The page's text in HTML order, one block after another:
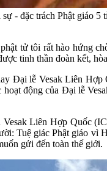
- đặc trách Phật giáo
tử tôi rất hào hứng
tinh thần đoàn kết,
Đại lễ Vesak Liên
động của Đại lễ
Liên Hợp Quốc
Tuệ giác Phật giáo
gửi đến toàn thế giới.